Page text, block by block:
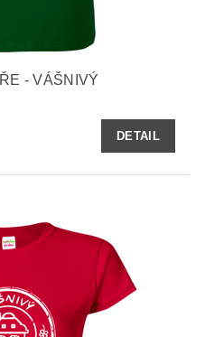
- VÁŠNIVÝ
DETAIL